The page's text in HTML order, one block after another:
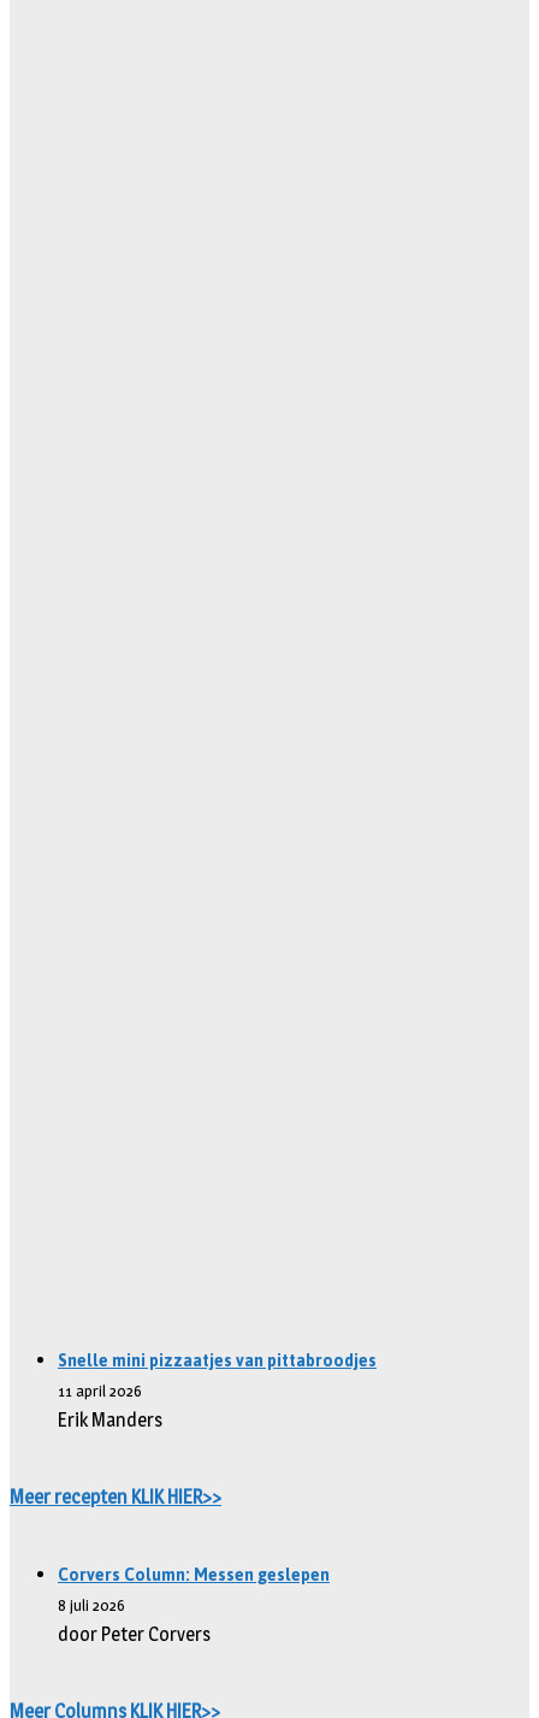
Snelle mini pizzaatjes van pittabroodjes
11 april 2026
Erik Manders
Meer recepten KLIK HIER>>
Corvers Column: Messen geslepen
8 juli 2026
door Peter Corvers
Meer Columns KLIK HIER>>